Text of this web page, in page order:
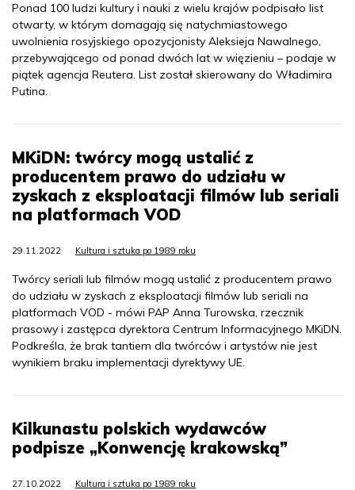
Ponad 100 ludzi kultury i nauki z wielu krajów podpisało list
otwarty, w którym domagają się natychmiastowego
uwolnienia rosyjskiego opozycjonisty Aleksieja Nawalnego,
przebywającego od ponad dwóch lat w więzieniu – podaje w
piątek agencja Reutera. List został skierowany do Władimira
Putina.
MKiDN: twórcy mogą ustalić z
producentem prawo do udziału w
zyskach z eksploatacji filmów lub seriali
na platformach VOD
29.11.2022 Kultura i sztuka po 1989 roku
Twórcy seriali lub filmów mogą ustalić z producentem prawo
do udziału w zyskach z eksploatacji filmów lub seriali na
platformach VOD - mówi PAP Anna Turowska, rzecznik
prasowy i zastępca dyrektora Centrum Informacyjnego MKiDN.
Podkreśla, że brak tantiem dla twórców i artystów nie jest
wynikiem braku implementacji dyrektywy UE.
Kilkunastu polskich wydawców
podpisze „Konwencję krakowską”
27.10.2022 Kultura i sztuka po 1989 roku